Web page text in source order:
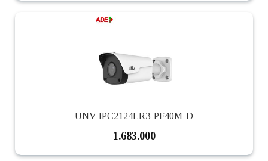
UNV IPC2124LR3-PF40M-D
1.683.000